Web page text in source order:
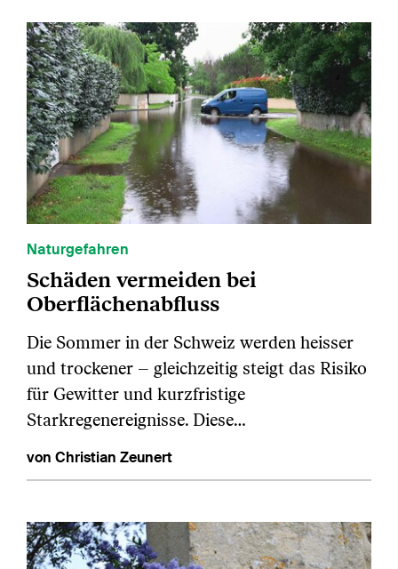
Naturgefahren
Schäden vermeiden bei
Oberflächenabfluss
Die Sommer in der Schweiz werden heisser
und trockener – gleichzeitig steigt das Risiko
für Gewitter und kurzfristige
Starkregenereignisse. Diese…
von Christian Zeunert